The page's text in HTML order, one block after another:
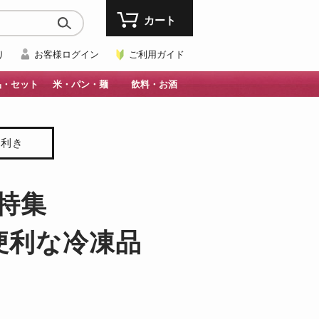
お客様ログイン ご利用ガイド
カート
セット 米・パン・麺 飲料・お酒
き
集
な冷凍品